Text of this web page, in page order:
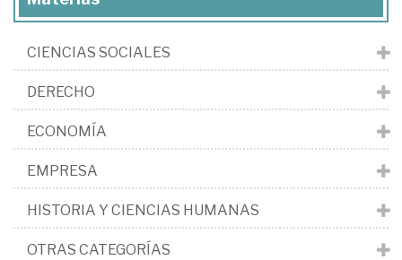
CIENCIAS SOCIALES
DERECHO
ECONOMÍA
EMPRESA
HISTORIA Y CIENCIAS HUMANAS
OTRAS CATEGORÍAS